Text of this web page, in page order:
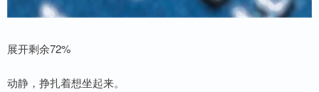
展开剩余72%
动静，挣扎着想坐起来。